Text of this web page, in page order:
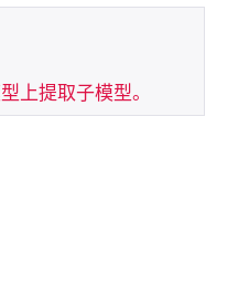
上提取子模型。